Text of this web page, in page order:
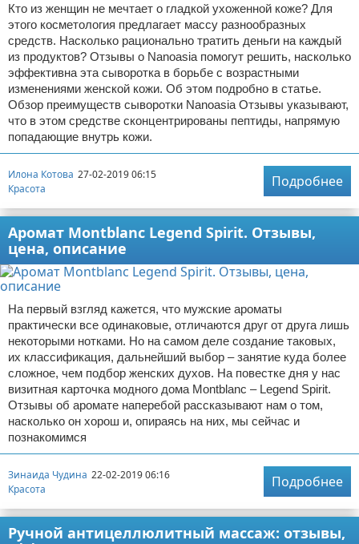
Кто из женщин не мечтает о гладкой ухоженной коже? Для
этого косметология предлагает массу разнообразных
средств. Насколько рационально тратить деньги на каждый
из продуктов? Отзывы о Nanoasia помогут решить, насколько
эффективна эта сыворотка в борьбе с возрастными
изменениями женской кожи. Об этом подробно в статье.
Обзор преимуществ сыворотки Nanoasia Отзывы указывают,
что в этом средстве сконцентрированы пептиды, напрямую
попадающие внутрь кожи.
Илона Котова 27-02-2019 06:15
Красота
Подробнее
Аромат Montblanc Legend Spirit. Отзывы,
цена, описание
На первый взгляд кажется, что мужские ароматы
практически все одинаковые, отличаются друг от друга лишь
некоторыми нотками. Но на самом деле создание таковых,
их классификация, дальнейший выбор – занятие куда более
сложное, чем подбор женских духов. На повестке дня у нас
визитная карточка модного дома Montblanc – Legend Spirit.
Отзывы об аромате наперебой рассказывают нам о том,
насколько он хорош и, опираясь на них, мы сейчас и
познакомимся
Зинаида Чудина 22-02-2019 06:16
Красота
Подробнее
Ручной антицеллюлитный массаж: отзывы,